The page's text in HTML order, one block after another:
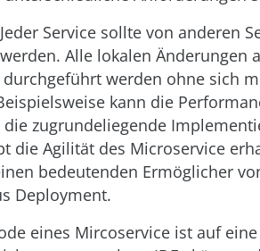
Jeder Service sollte von anderen
Alle lokalen Änderungen
werden ohne sich
kann die
zugrundeliegende
die Agilität des Microservice
bedeutenden Ermöglicher
Deployment.
eines Mircoservice ist auf